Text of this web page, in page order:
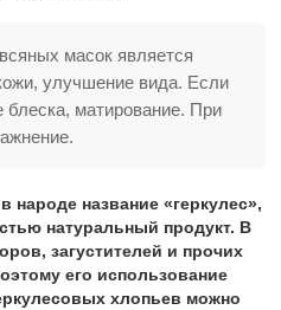
масок является
улучшение вида. Если
блеска, матирование. При
название «геркулес»,
натуральный продукт. В
загустителей и прочих
его использование
хлопьев можно